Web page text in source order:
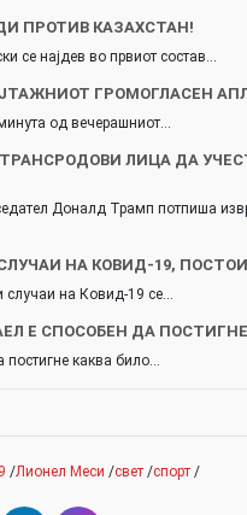
ПРОТИВ КАЗАХСТАН!
се најдев во првиот состав…
ГРОМОГЛАСЕН
од вечерашниот…
ЛИЦА ДА
Доналд Трамп потпиша
НА КОВИД-19,
случаи на Ковид-19 се…
Е СПОСОБЕН ДА
постигне каква било…
/Лионел Меси /свет /спорт /